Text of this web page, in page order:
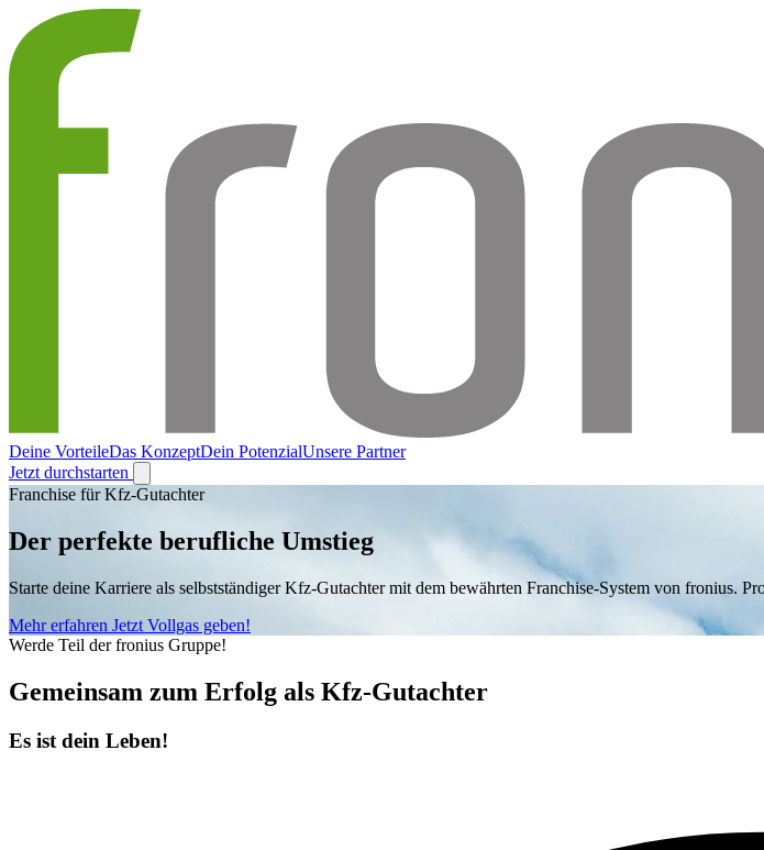
Deine VorteileDas KonzeptDein PotenzialUnsere Partner
Jetzt durchstarten
Franchise für Kfz-Gutachter
Der perfekte berufliche Umstieg
Starte deine Karriere als selbstständiger Kfz-Gutachter mit dem bewährten Franchise-System von fronius.
Mehr erfahren Jetzt Vollgas geben!
Werde Teil der fronius Gruppe!
Gemeinsam zum Erfolg als Kfz-Gutachter
Es ist dein Leben!